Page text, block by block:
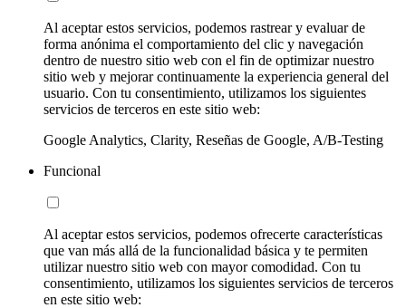
Al aceptar estos servicios, podemos rastrear y evaluar de
forma anónima el comportamiento del clic y navegación
dentro de nuestro sitio web con el fin de optimizar nuestro
sitio web y mejorar continuamente la experiencia general del
usuario. Con tu consentimiento, utilizamos los siguientes
servicios de terceros en este sitio web:
Google Analytics, Clarity, Reseñas de Google, A/B-Testing
Funcional
Al aceptar estos servicios, podemos ofrecerte características
que van más allá de la funcionalidad básica y te permiten
utilizar nuestro sitio web con mayor comodidad. Con tu
consentimiento, utilizamos los siguientes servicios de terceros
en este sitio web: